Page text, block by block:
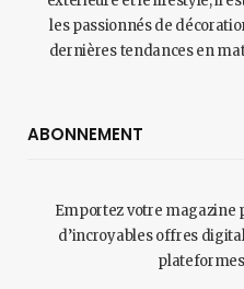
les passionnés de
dernières tendances en
ABONNEMENT
Emportez votre magazine
d’incroyables offres